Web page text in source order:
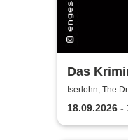
Das
Iserlohn, The
Iserlohn
18.09.2026 -